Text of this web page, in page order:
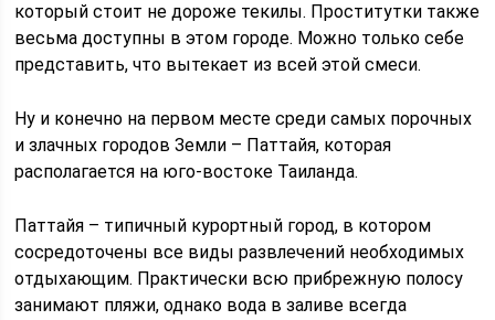
который стоит не дороже текилы. Проститутки также
весьма доступны в этом городе. Можно только себе
представить, что вытекает из всей этой смеси.
Ну и конечно на первом месте среди самых порочных
и злачных городов Земли – Паттайя, которая
располагается на юго-востоке Таиланда.
Паттайя – типичный курортный город, в котором
сосредоточены все виды развлечений необходимых
отдыхающим. Практически всю прибрежную полосу
занимают пляжи, однако вода в заливе всегда